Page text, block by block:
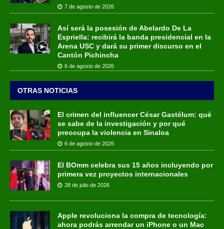
7 de agosto de 2026
Así será la posesión de Abelardo De La
Espriella: recibirá la banda presidencial en la
Arena USC y dará su primer discurso en el
Cantón Pichincha
6 de agosto de 2026
OTRAS NOTICIAS
El crimen del influencer César Gastélum: qué
se sabe de la investigación y por qué
preocupa la violencia en Sinaloa
6 de agosto de 2026
El BOmm celebra sus 15 años incluyendo por
primera vez proyectos internacionales
28 de julio de 2026
Apple revoluciona la compra de tecnología:
ahora podrás arrendar un iPhone o un Mac